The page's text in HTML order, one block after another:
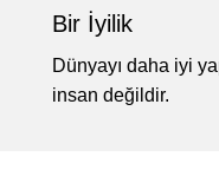
Bir İyilik
Dünyayı daha iyi
insan değildir.